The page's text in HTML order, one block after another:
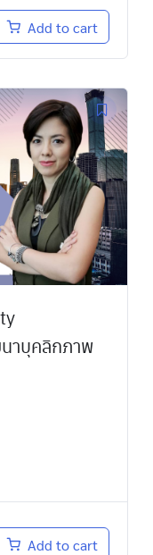
Add to cart
าบุคลิกภาพ
Add to cart